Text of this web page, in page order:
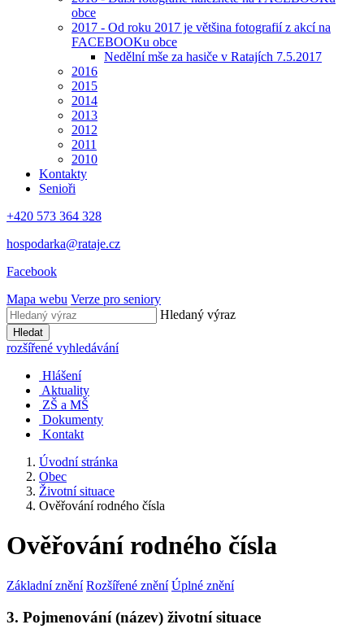
obce
2017 - Od roku 2017 je většina fotografií z akcí na
FACEBOOKu obce
Nedělní mše za hasiče v Ratajích 7.5.2017
2016
2015
2014
2013
2012
2011
2010
Kontakty
Senioři
+420 573 364 328
hospodarka@rataje.cz
Facebook
Mapa webu Verze pro seniory
Hledaný výraz
Hledat
rozšířené vyhledávání
Hlášení
Aktuality
ZŠ a MŠ
Dokumenty
Kontakt
Úvodní stránka
Obec
Životní situace
Ověřování rodného čísla
Ověřování rodného čísla
Základní znění Rozšířené znění Úplné znění
3. Pojmenování (název) životní situace